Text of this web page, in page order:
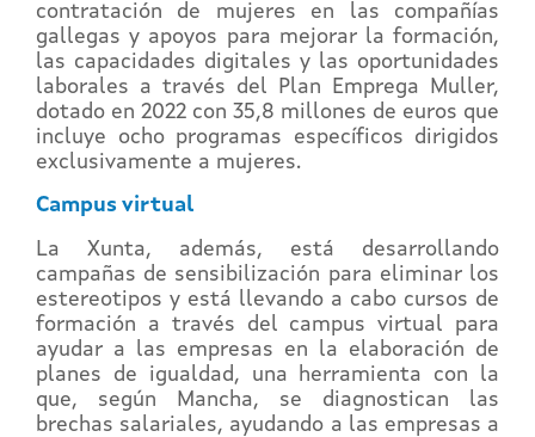
contratación de mujeres en las compañías
gallegas y apoyos para mejorar la formación,
las capacidades digitales y las oportunidades
laborales a través del Plan Emprega Muller,
dotado en 2022 con 35,8 millones de euros que
incluye ocho programas específicos dirigidos
exclusivamente a mujeres.
Campus virtual
La Xunta, además, está desarrollando
campañas de sensibilización para eliminar los
estereotipos y está llevando a cabo cursos de
formación a través del campus virtual para
ayudar a las empresas en la elaboración de
planes de igualdad, una herramienta con la
que, según Mancha, se diagnostican las
brechas salariales, ayudando a las empresas a